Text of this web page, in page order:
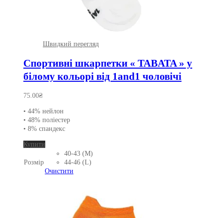
Швидкий перегляд
Спортивні шкарпетки « TABATA » у
білому кольорі від 1and1 чоловічі
75.00₴
• 44% нейлон
• 48% поліестер
• 8% спандекс
Купити
товар
кілька
Розмір
40-43 (M)
44-46 (L)
Очистити